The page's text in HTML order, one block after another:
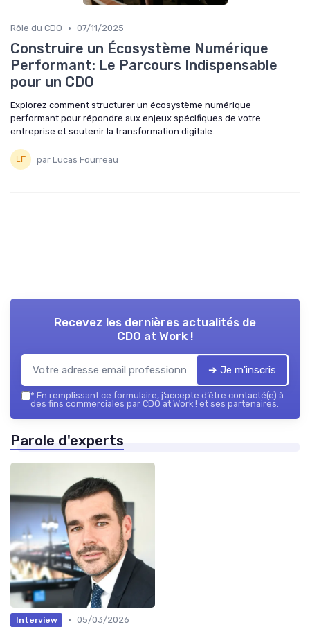
Rôle du CDO • 07/11/2025
Construire un Écosystème Numérique
Performant: Le Parcours Indispensable
pour un CDO
Explorez comment structurer un écosystème numérique
performant pour répondre aux enjeux spécifiques de votre
entreprise et soutenir la transformation digitale.
par Lucas Fourreau
Recevez les dernières actualités de
CDO at Work !
➔ Je m'inscris
* En remplissant ce formulaire, j’accepte d’être contacté(e) à
des fins commerciales par CDO at Work ! et ses partenaires.
Parole d'experts
Interview • 05/03/2026